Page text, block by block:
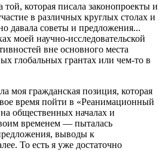
которая писала законопроекты и
в различных круглых столах и
давала советы и предложения...
моей научно-исследовательской
вне основного места
глобальных грантах или чем-то в
моя гражданская позиция, которая
время пойти в «Реанимационный
общественных началах и
временем — пыталась
выводы к
То есть я уже достаточно